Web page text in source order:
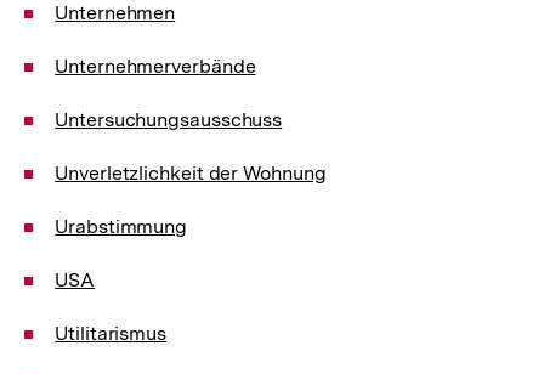
Unternehmen
Unternehmerverbände
Untersuchungsausschuss
Unverletzlichkeit der Wohnung
Urabstimmung
USA
Utilitarismus